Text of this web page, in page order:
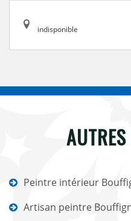
indisponible
Peintre intérieur
Artisan peintre